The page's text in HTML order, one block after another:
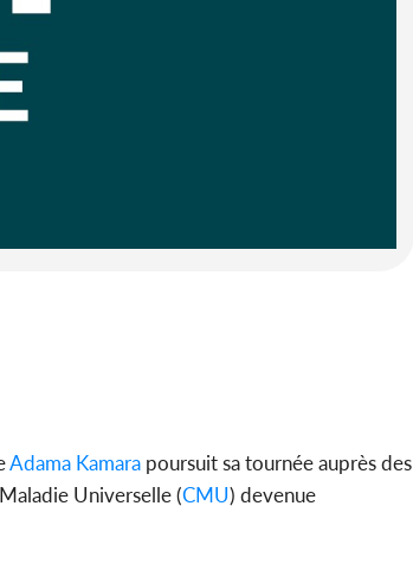
Adama Kamara poursuit sa tournée auprès des
Universelle (CMU) devenue